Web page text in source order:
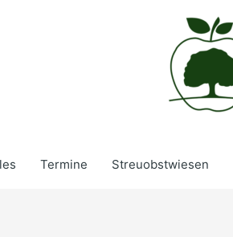
Termine Streuobstwiesen